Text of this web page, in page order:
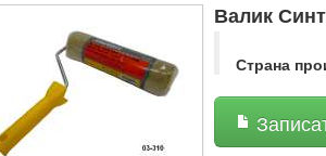
Валик
Страна